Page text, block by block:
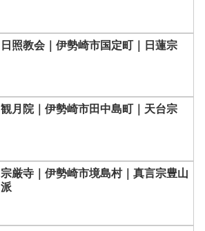
日照教会｜伊勢崎市国定町｜日蓮宗
観月院｜伊勢崎市田中島町｜天台宗
宗厳寺｜伊勢崎市境島村｜真言宗豊山
派